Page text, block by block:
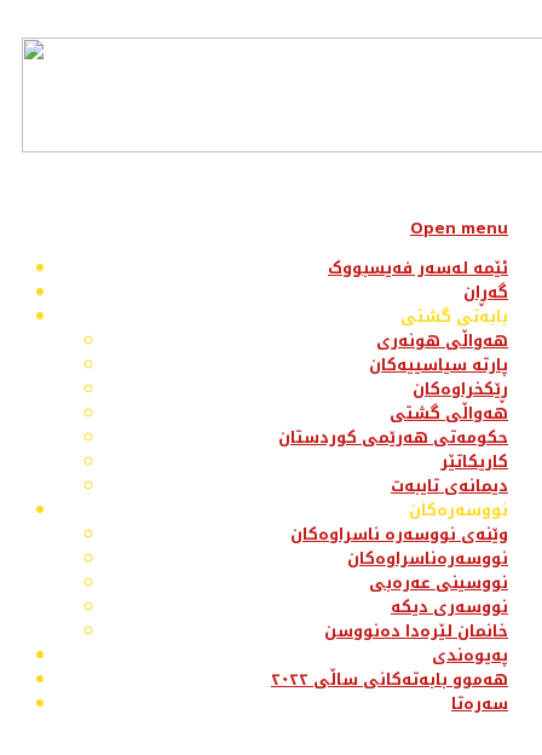
Open menu
ئێمە لەسەر فەیسبووک
گەڕان
بابەتی گشتی
هەواڵی هونەری
پارتە سیاسییەکان
ڕێکخراوەکان
هەواڵی گشتی
حکومەتی هەرێمی کوردستان
کاریکاتێر
دیمانەی تایبەت
نووسەرەکان
وێنەی نووسەرە ناسراوەکان
نووسەرەناسراوەکان
نووسینی عەرەبی
نووسەری دیکە
خانمان لێرەدا دەنووسن
پەیوەندی
هەموو بابەتەکانی ساڵی ٢٠٢٢
سەرەتا